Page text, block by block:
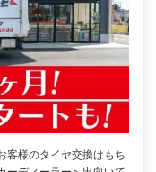
客様のタイヤ交換はもち